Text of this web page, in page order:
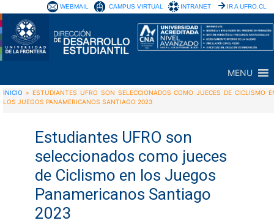
WEBMAIL CAMPUS VIRTUAL INTRANET IR A UFRO.CL
MENU
INICIO » ESTUDIANTES UFRO SON SELECCIONADOS COMO JUECES DE CICLISMO
LOS JUEGOS PANAMERICANOS SANTIAGO 2023
Estudiantes UFRO son
seleccionados como jueces
de Ciclismo en los Juegos
Panamericanos Santiago
2023